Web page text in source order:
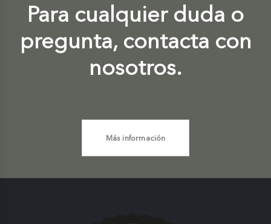
Para cualquier duda o
pregunta, contacta con
nosotros.
Más información